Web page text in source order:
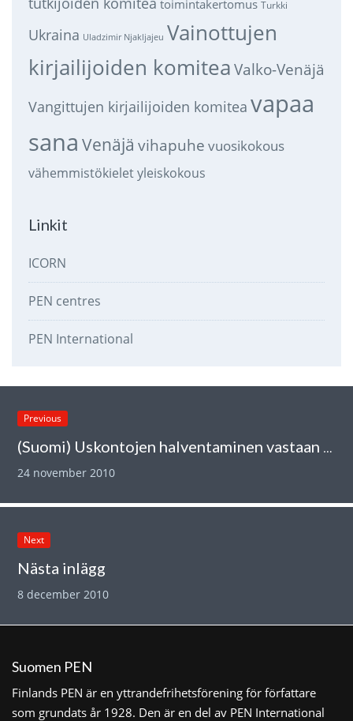
toimintakertomus Turkki
Ukraina Uladzimir Njakljajeu Vainottujen
kirjailijoiden komitea Valko-Venäjä
Vangittujen kirjailijoiden komitea vapaa
sana Venäjä vihapuhe vuosikokous
vähemmistökieletyleiskokous
Linkit
ICORN
PEN centres
PEN International
Previous
(Suomi) Uskontojen halventaminen vastaan sananvapaus
24 november 2010
Next
Nästa inlägg
8 december 2010
Suomen PEN
Finlands PEN är en yttrandefrihetsförening för författare
som grundats år 1928. Den är en del av PEN International